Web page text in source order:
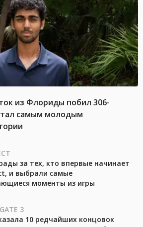
из Флориды побил 306-
самым молодым
за тех, кто впервые начинает
и выбрали самые
моменты из игры
3
10 редчайших концовок